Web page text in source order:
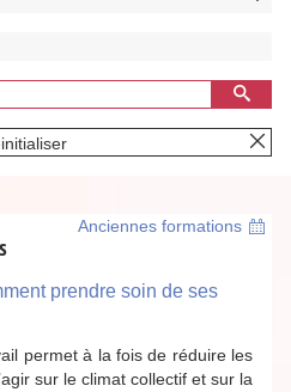
Anciennes formations
prendre soin de ses
permet à la fois de réduire les
sur le climat collectif et sur la